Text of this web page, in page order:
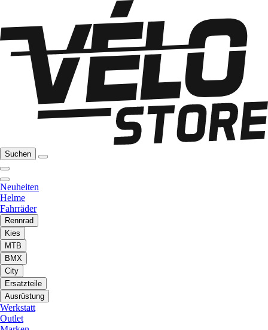
Suchen
Neuheiten
Helme
Fahrräder
Rennrad
Kies
MTB
BMX
City
Ersatzteile
Ausrüstung
Werkstatt
Outlet